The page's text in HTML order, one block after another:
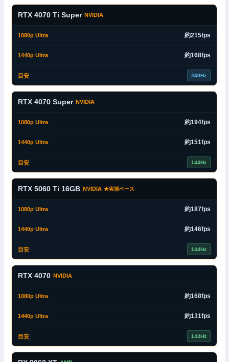
RTX 4070 Ti Super NVIDIA
約215fps
約168fps
240Hz
RTX 4070 Super NVIDIA
約194fps
約151fps
144Hz
RTX 5060 Ti 16GB NVIDIA ★実測ベース
約187fps
約146fps
144Hz
RTX 4070 NVIDIA
約168fps
約131fps
144Hz